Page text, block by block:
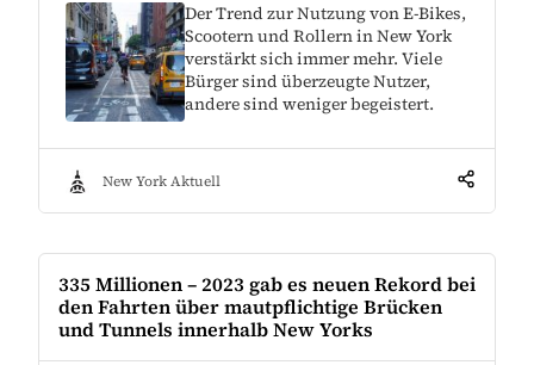
Der Trend zur Nutzung von E-Bikes,
Scootern und Rollern in New York
verstärkt sich immer mehr. Viele
Bürger sind überzeugte Nutzer,
andere sind weniger begeistert.
New York Aktuell
335 Millionen – 2023 gab es neuen Rekord bei
den Fahrten über mautpflichtige Brücken
und Tunnels innerhalb New Yorks